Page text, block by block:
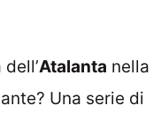
Atalanta nella
Una serie di